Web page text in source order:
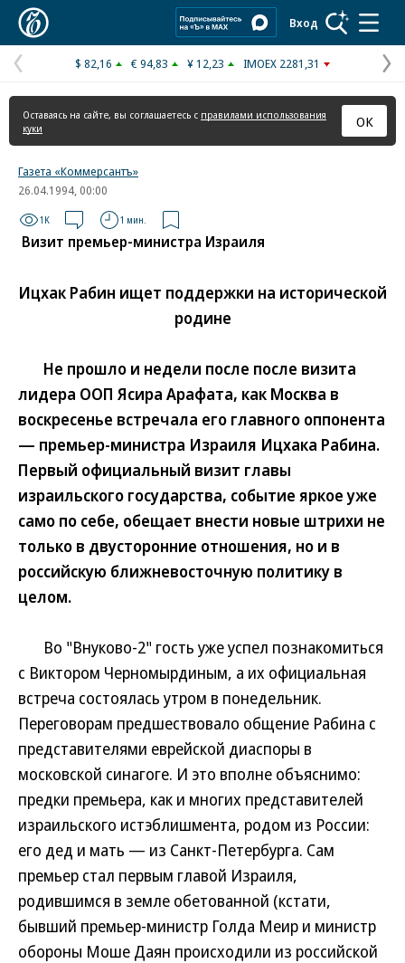
Вход
Предыдущая
страница
$ 82,16 € 94,83 ¥ 12,23 IMOEX 2281,31
Оставаясь на сайте, вы соглашаетесь с правилами использования
куки
ОК
Газета «Коммерсантъ»
26.04.1994, 00:00
1K 1 мин.
Визит премьер-министра Израиля
Ицхак Рабин ищет поддержки на исторической
родине
Не прошло и недели после после визита
лидера ООП Ясира Арафата, как Москва в
воскресенье встречала его главного оппонента
— премьер-министра Израиля Ицхака Рабина.
Первый официальный визит главы
израильского государства, событие яркое уже
само по себе, обещает внести новые штрихи не
только в двусторонние отношения, но и в
российскую ближневосточную политику в
целом.
Во "Внуково-2" гость уже успел познакомиться
с Виктором Черномырдиным, а их официальная
встреча состоялась утром в понедельник.
Переговорам предшествовало общение Рабина с
представителями еврейской диаспоры в
московской синагоге. И это вполне объяснимо:
предки премьера, как и многих представителей
израильского истэблишмента, родом из России:
его дед и мать — из Санкт-Петербурга. Сам
премьер стал первым главой Израиля,
родившимся в земле обетованной (кстати,
бывший премьер-министр Голда Меир и министр
обороны Моше Даян происходили из российской